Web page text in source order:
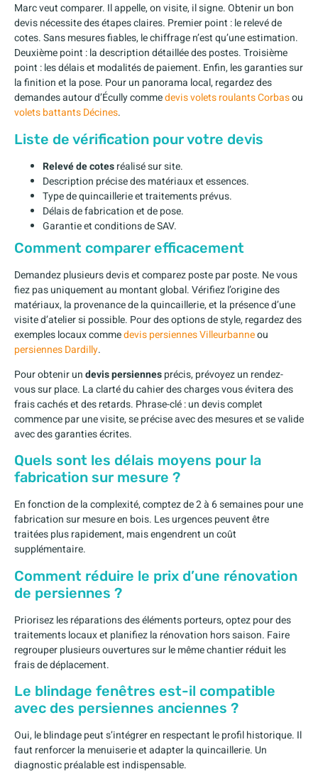
Marc veut comparer. Il appelle, on visite, il signe. Obtenir un bon
devis nécessite des étapes claires. Premier point : le relevé de
cotes. Sans mesures fiables, le chiffrage n’est qu’une estimation.
Deuxième point : la description détaillée des postes. Troisième
point : les délais et modalités de paiement. Enfin, les garanties sur
la finition et la pose. Pour un panorama local, regardez des
demandes autour d’Écully commedevis volets roulants Corbasou
volets battants Décines.
Liste de vérification pour votre devis
Relevé de cotesréalisé sur site.
Description précise des matériaux et essences.
Type de quincaillerie et traitements prévus.
Délais de fabrication et de pose.
Garantie et conditions de SAV.
Comment comparer efficacement
Demandez plusieurs devis et comparez poste par poste. Ne vous
fiez pas uniquement au montant global. Vérifiez l’origine des
matériaux, la provenance de la quincaillerie, et la présence d’une
visite d’atelier si possible. Pour des options de style, regardez des
exemples locaux commedevis persiennes Villeurbanneou
persiennes Dardilly.
Pour obtenir undevis persiennesprécis, prévoyez un rendez-
vous sur place. La clarté du cahier des charges vous évitera des
frais cachés et des retards. Phrase-clé : un devis complet
commence par une visite, se précise avec des mesures et se valide
avec des garanties écrites.
Quels sont les délais moyens pour la
fabrication sur mesure ?
En fonction de la complexité, comptez de 2 à 6 semaines pour une
fabrication sur mesure en bois. Les urgences peuvent être
traitées plus rapidement, mais engendrent un coût
supplémentaire.
Comment réduire le prix d’une rénovation
de persiennes ?
Priorisez les réparations des éléments porteurs, optez pour des
traitements locaux et planifiez la rénovation hors saison. Faire
regrouper plusieurs ouvertures sur le même chantier réduit les
frais de déplacement.
Le blindage fenêtres est-il compatible
avec des persiennes anciennes ?
Oui, le blindage peut s’intégrer en respectant le profil historique. Il
faut renforcer la menuiserie et adapter la quincaillerie. Un
diagnostic préalable est indispensable.